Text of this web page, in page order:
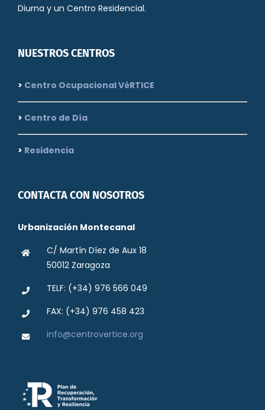
Diurna y un Centro Residencial.
NUESTROS CENTROS
> Centro Ocupacional VéRTICE
> Centro de Día
> Residencia
CONTACTA CON NOSOTROS
Urbanización Montecanal
C/ Martín Díez de Aux 18
50012 Zaragoza
TELF: (+34) 976 566 049
FAX: (+34) 976 458 423
info@centrovertice.org